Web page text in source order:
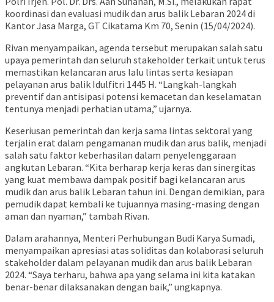
koordinasi dan evaluasi mudik dan arus balik Lebaran 2024 di
Kantor Jasa Marga, GT Cikatama Km 70, Senin (15/04/2024).
Rivan menyampaikan, agenda tersebut merupakan salah satu
upaya pemerintah dan seluruh stakeholder terkait untuk terus
memastikan kelancaran arus lalu lintas serta kesiapan
pelayanan arus balik Idulfitri 1445 H. “Langkah-langkah
preventif dan antisipasi potensi kemacetan dan keselamatan
tentunya menjadi perhatian utama,” ujarnya.
Keseriusan pemerintah dan kerja sama lintas sektoral yang
terjalin erat dalam pengamanan mudik dan arus balik, menjadi
salah satu faktor keberhasilan dalam penyelenggaraan
angkutan Lebaran. “Kita berharap kerja keras dan sinergitas
yang kuat membawa dampak positif bagi kelancaran arus
mudik dan arus balik Lebaran tahun ini. Dengan demikian, para
pemudik dapat kembali ke tujuannya masing-masing dengan
aman dan nyaman,” tambah Rivan.
Dalam arahannya, Menteri Perhubungan Budi Karya Sumadi,
menyampaikan apresiasi atas soliditas dan kolaborasi seluruh
stakeholder dalam pelayanan mudik dan arus balik Lebaran
2024. “Saya terharu, bahwa apa yang selama ini kita katakan
benar-benar dilaksanakan dengan baik,” ungkapnya.